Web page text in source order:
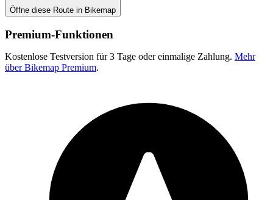
Öffne diese Route in Bikemap
Premium-Funktionen
Kostenlose Testversion für 3 Tage oder einmalige Zahlung. Mehr
über Bikemap Premium.